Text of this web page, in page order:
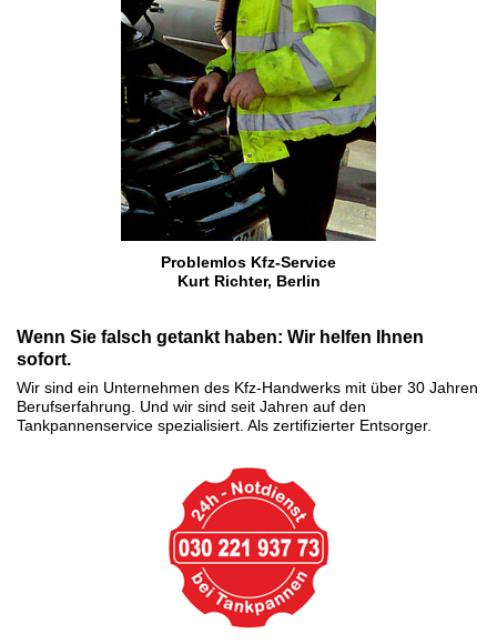
Problemlos Kfz-Service
Kurt Richter, Berlin
Wenn Sie falsch getankt haben: Wir helfen Ihnen
sofort.
Wir sind ein Unternehmen des Kfz-Handwerks mit über 30 Jahren
Berufserfahrung. Und wir sind seit Jahren auf den
Tankpannenservice spezialisiert. Als zertifizierter Entsorger.